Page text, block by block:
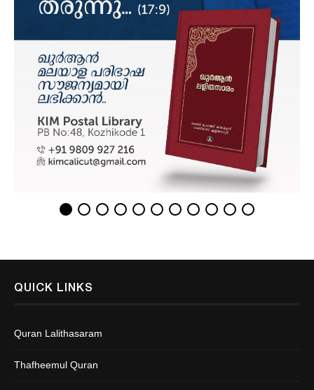
QUICK LINKS
Quran Lalithasaram
Thafheemul Quran